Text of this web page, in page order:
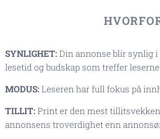
SYNLIGHET:Din annonse blir synlig
lesetid og budskap som treffer
MODUS:Leseren har full fokus på
TILLIT:Print er den mest
annonsens troverdighet enn